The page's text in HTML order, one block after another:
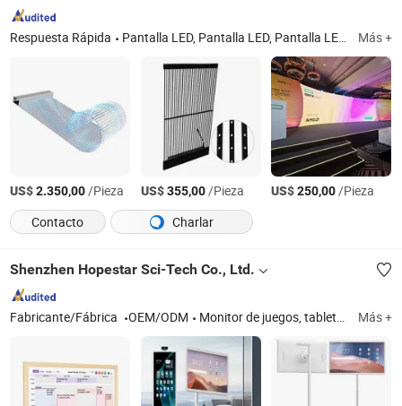
Android 14
Respuesta Rápida Pantalla LED, Pantalla LED, Pantalla LED interior, Pantalla LCD, Cartel LED, Pantalla LED exterior, Pantalla LED para estadio, Pantalla LED de alquiler, Pantalla LED transparente, Fábrica de LED Más +
US$2.350,00/Pieza US$355,00/Pieza US$250,00/Pieza
Contacto
Charlar
Shenzhen Hopestar Sci-Tech Co., Ltd.
Fabricante/Fábrica OEM/ODM Monitor de juegos, tabletas Android, monitor LCD, monitor táctil, PC todo en uno, PC tablet, sistemas POS, reproductor publicitario, monitor de marco abierto, portátil Más +